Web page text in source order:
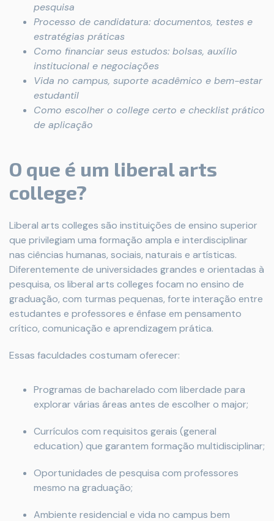
pesquisa
Processo de candidatura: documentos, testes e
estratégias práticas
Como financiar seus estudos: bolsas, auxílio
institucional e negociações
Vida no campus, suporte acadêmico e bem-estar
estudantil
Como escolher o college certo e checklist prático
de aplicação
O que é um liberal arts
college?
Liberal arts colleges são instituições de ensino superior
que privilegiam uma formação ampla e interdisciplinar
nas ciências humanas, sociais, naturais e artísticas.
Diferentemente de universidades grandes e orientadas à
pesquisa, os liberal arts colleges focam no ensino de
graduação, com turmas pequenas, forte interação entre
estudantes e professores e ênfase em pensamento
crítico, comunicação e aprendizagem prática.
Essas faculdades costumam oferecer:
Programas de bacharelado com liberdade para
explorar várias áreas antes de escolher o major;
Currículos com requisitos gerais (general
education) que garantem formação multidisciplinar;
Oportunidades de pesquisa com professores
mesmo na graduação;
Ambiente residencial e vida no campus bem